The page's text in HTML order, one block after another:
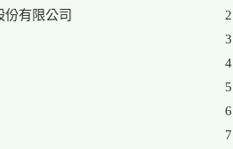
有限公司
2
3
4
5
6
7